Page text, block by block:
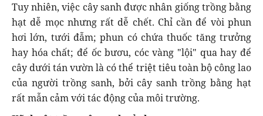
Tuy nhiên, việc cây sanh được nhân giống trồng bằng
hạt dễ mọc nhưng rất dễ chết. Chỉ cần để vòi phun
hơi lớn, tưới đẫm; phun có chứa thuốc tăng trưởng
hay hóa chất; để ốc bươu, cóc vàng "lội" qua hay để
cây dưới tán vườn là có thể triệt tiêu toàn bộ công lao
của người trồng sanh, bởi cây sanh trồng bằng hạt
rất mẫn cảm với tác động của môi trường.